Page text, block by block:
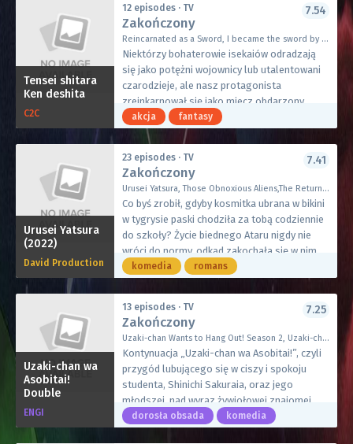
zdawać sobie sprawę, że nie jest jej tak
obojętny, jak kiedyś myślała.
Family”. Historia opowiada o agencie znanym
pod pseudonimem „Twilight”, który
otrzymuje zadanie dotarcia do szefa pewnej
wrogiej organizacji, Donovana Desmonda.
Aby tego dokonać, „Twilight” aka Loid Forger
zakłada fikcyjną rodzinę. Adoptuje córkę,
Anyę, którą zapisuje do elitarnej szkoły, w
której uczy się również dziecko Desmonda, a
także zawiera fikcyjne małżeństwo z Yor
Mężczyzna nie ma pojęcia, że jego przybrana
żona to tak naprawdę zabójczyni do
wynajęcia, a zaadaptowana córka jest
produktem tajnych eksperymentów
potrafiącym czytać w myślach.
Pierwsza część Spy x Family adaptowała 17
pierwszych rozdziałów mangi o tym samym
tytule, część druga obejmie wydarzenia z
następnych rozdziałów. W „Spy x Family 2
Cour” zobaczymy więc jak Anya, Loid i Yor
wpadają w różnego rodzaju kłopoty.
Zapoznają się oni również z nowym
członkiem rodziny, Bondem, wielkim białym
psem o tajemniczych mocach, którego
poznaliśmy w ostatnich chwilach części
pierwszej, a podczas gdy Anya mierzyć się
będzie z kolejnymi niemożliwymi egzaminami
Tensei shitara
Ken deshita
C2C
12 episodes · TV
Zakończony
Reincarnated as a Sword, I became the sword by transmigrating, TenKen, 転生したら剣でした
7.54
Niektórzy bohaterowie isekaiów odradzają
się jako potężni wojownicy lub utalentowani
czarodzieje, ale nasz protagonista
zreinkarnował się jako miecz obdarzony
świadomością. Dobywa go Fran,
zdesperowana dziewczyna, która ucieka
niewolę. Z pomocą i wskazówkami swej nowej
broni jest ona w stanie pokonać porywaczy i
zapewnić sobie wolność. Ten
niekonwencjonalny duet wyrusza w podróż,
by wyzwolić uciskanych i wymierzyć
sprawiedliwość oprawcom.
akcja fantasy
Urusei Yatsura
(2022)
David Production
23 episodes · TV
Zakończony
Urusei Yatsura, Those Obnoxious Aliens,The Return of Lum, Lum, the Invader Girl, うる星やつら
7.41
Co byś zrobił, gdyby kosmitka ubrana w bikini
w tygrysie paski chodziła za tobą codziennie
do szkoły? Życie biednego Ataru nigdy nie
wróci do normy, odkąd zakochała się w nim
Lum, pozaziemska księżniczka. Teraz
wspominając już o niekończącym się
strumieniu niezwykłych gości w klasie i
materiałach edukacyjnych, w tym nieudolnych
duchach kwitnącej wiśni, legendarnym
koszmarnym kraniku i kamerze
czterowymiarowej, która łamie zmienną
rzeczywistość.
komedia romans
Uzaki-chan wa
Asobitai!
Double
ENGI
13 episodes · TV
Zakończony
Uzaki-chan Wants to Hang Out! Season 2, Uzaki-chan wa Asobitai! 2nd Season, Uzaki-chan wa Asobitai! ω, Uzaki-chan Wants to Hang Out! 2nd Season, Uzaki-chan Wants to Hang Out! ω, 宇崎ちゃんは遊びたい！ω（だぶる）
7.25
Kontynuacja „Uzaki-chan wa Asobitai!”, czyli
przygód lubującego się w ciszy i spokoju
studenta, Shinichi Sakuraia, oraz jego
młodszej, nad wyraz żywiołowej znajomej,
Hany Uzaki, która za cel postawiła sobie
dorosła obsada komedia